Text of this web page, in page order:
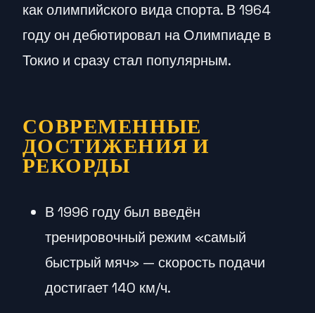
как олимпийского вида спорта. В 1964
году он дебютировал на Олимпиаде в
Токио и сразу стал популярным.
СОВРЕМЕННЫЕ
ДОСТИЖЕНИЯ И
РЕКОРДЫ
В 1996 году был введён
тренировочный режим «самый
быстрый мяч» — скорость подачи
достигает 140 км/ч.